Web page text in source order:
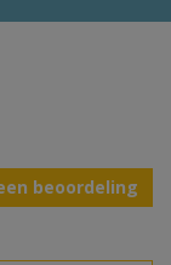
beoordeling